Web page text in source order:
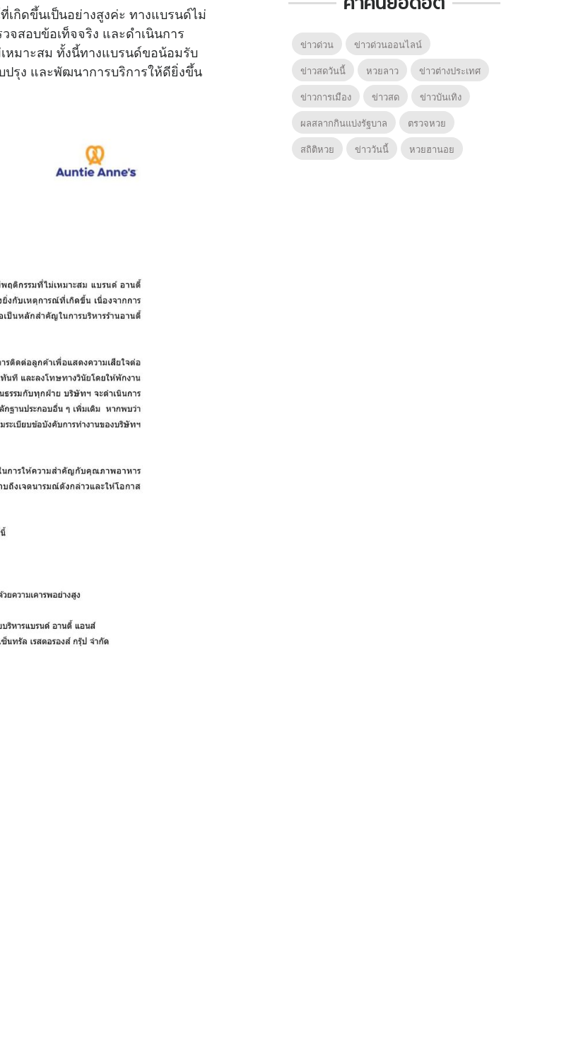
กิดขึ้นเป็นอย่างสูงค่ะ ทางแบรนด์ไม่
สอบข้อเท็จจริง และดำเนินการ
หมาะสม ทั้งนี้ทางแบรนด์ขอน้อมรับ
รุง และพัฒนาการบริการให้ดียิ่งขึ้น
ข่าวด่วน
ข่าวด่วนออนไลน์
ข่าวสดวันนี้
หวยลาว
ข่าวต่างประเทศ
ข่าวการเมือง
ข่าวสด
ข่าวบันเทิง
ผลสลากกินแบ่งรัฐบาล
ตรวจหวย
สถิติหวย
ข่าววันนี้ หวยฮานอย